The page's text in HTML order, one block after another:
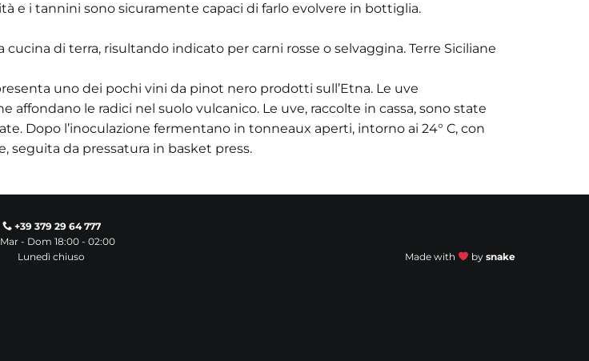
e i tannini sono sicuramente capaci di farlo evolvere in bottiglia.
di terra, risultando indicato per carni rosse o selvaggina. Terre Siciliane
uno dei pochi vini da pinot nero prodotti sull’Etna. Le uve
le radici nel suolo vulcanico. Le uve, raccolte in cassa, sono state
Dopo l’inoculazione fermentano in tonneaux aperti, intorno ai 24° C, con
seguita da pressatura in basket press.
+39 379 29 64 777
- Dom 18:00 - 02:00
Lunedì chiuso
Made with by snake